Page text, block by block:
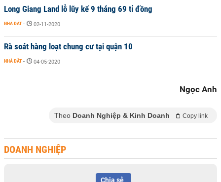
Long Giang Land lỗ lũy kế 9 tháng 69 tỉ đồng
NHÀ ĐẤT - 02-11-2020
Rà soát hàng loạt chung cư tại quận 10
NHÀ ĐẤT - 04-05-2020
Ngọc Anh
Theo Doanh Nghiệp & Kinh Doanh Copy link
DOANH NGHIỆP
Chia sẻ